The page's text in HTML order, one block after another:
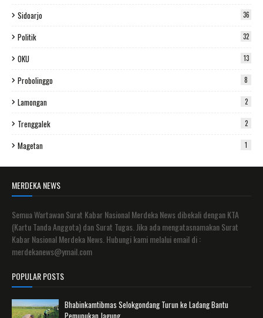
Sidoarjo 36
Politik 32
OKU 13
Probolinggo 8
Lamongan 2
Trenggalek 2
Magetan 1
MERDEKA NEWS
Semua Wartawan Surat Kabar Nasional Merdeka News dibekali dengan KTA
(Kartu Tanda Anggota) dan Surat Tugas. Jika ada mengatasnamakan Surat
Kabar Nasional Merdeka News. Hubungi kami melalui email di :
merdekanews@ymail.com
POPULAR POSTS
Bhabinkamtibmas Selokgondang Turun ke Ladang Bantu
Pemupukan Jagung.